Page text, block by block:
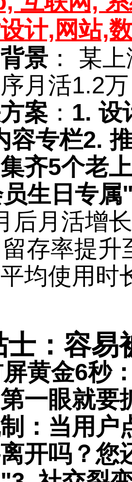
景 ： 某
月活1.2
案 ： 1. 设
容专栏2.
齐5个老
生日专
后月活增
存率提升
均使用时
士：容易
黄金6秒
一眼就要
：当用
开吗？您